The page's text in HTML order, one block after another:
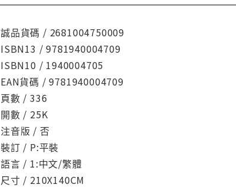
誠品貨碼 / 2681004750009
ISBN13 / 9781940004709
ISBN10 / 1940004705
EAN貨碼 / 9781940004709
頁數 / 336
開數 / 25K
注音版 / 否
裝訂 / P:平裝
語言 / 1:中文/繁體
尺寸 / 210X140CM